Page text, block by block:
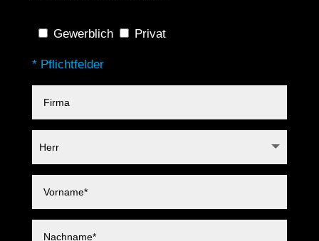
Gewerblich Privat
* Pflichtfelder